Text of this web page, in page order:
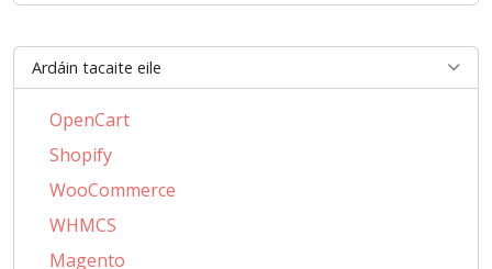
Ardáin tacaite eile
OpenCart
Shopify
WooCommerce
WHMCS
Magento